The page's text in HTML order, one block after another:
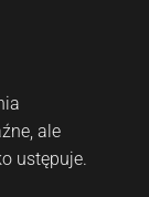
ale
ustępuje.